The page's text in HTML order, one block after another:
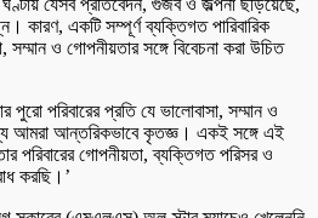
যেসব প্রতিবেদন, গুজব ও জল্পনা ছড়িয়েছে,
কারণ, একটি সম্পূর্ণ ব্যক্তিগত পারিবারিক
ও গোপনীয়তার সঙ্গে বিবেচনা করা উচিত
পুরো পরিবারের প্রতি যে ভালোবাসা, সম্মান ও
আমরা আন্তরিকভাবে কৃতজ্ঞ। একই সঙ্গে এই
পরিবারের গোপনীয়তা, ব্যক্তিগত পরিসর ও
করছি।’